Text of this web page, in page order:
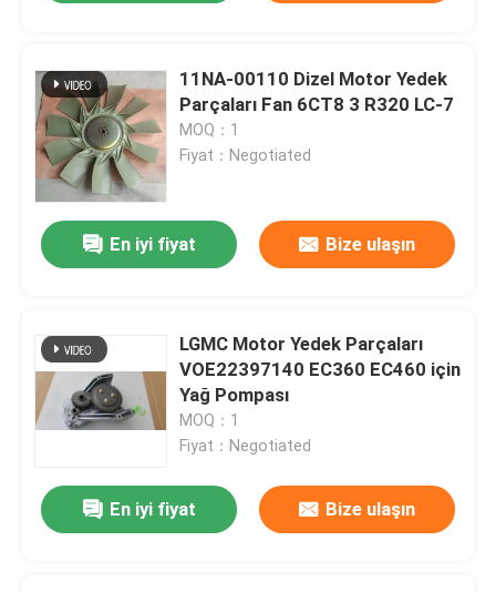
11NA-00110 Dizel Motor Yedek
Parçaları Fan 6CT8 3 R320 LC-7
MOQ：1
Fiyat：Negotiated
En iyi fiyat Bize ulaşın
LGMC Motor Yedek Parçaları
VOE22397140 EC360 EC460 için
Yağ Pompası
MOQ：1
Fiyat：Negotiated
En iyi fiyat Bize ulaşın